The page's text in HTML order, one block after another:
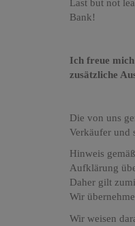
Last but not
Bank!
Ich freue
zusätzliche
Die von uns
Verkäufer und
Hinweis
Aufklärung
Daher gilt
Wir
Wir weisen